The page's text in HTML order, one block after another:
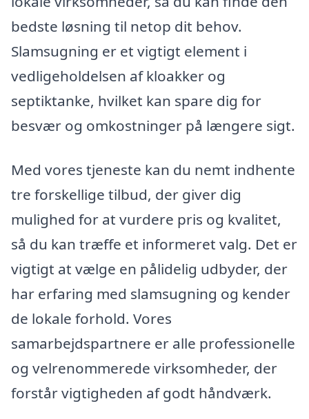
bedste løsning til netop dit behov.
Slamsugning er et vigtigt element i
vedligeholdelsen af kloakker og
septiktanke, hvilket kan spare dig for
besvær og omkostninger på længere sigt.
Med vores tjeneste kan du nemt indhente
tre forskellige tilbud, der giver dig
mulighed for at vurdere pris og kvalitet,
så du kan træffe et informeret valg. Det er
vigtigt at vælge en pålidelig udbyder, der
har erfaring med slamsugning og kender
de lokale forhold. Vores
samarbejdspartnere er alle professionelle
og velrenommerede virksomheder, der
forstår vigtigheden af godt håndværk.